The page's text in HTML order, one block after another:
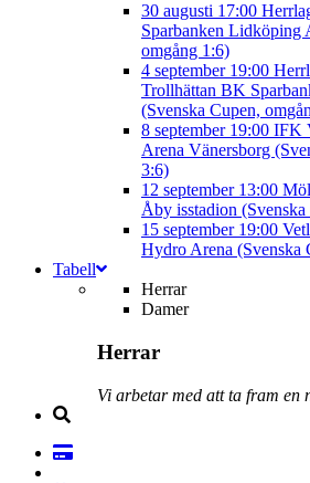
30 augusti 17:00
Sparbanken Lidköping
omgång 1:6)
4 september 19:00
Trollhättan BK
(Svenska Cupen,
8 september 19:00 IFK
Arena Vänersborg
3:6)
12 september 13:00
Åby isstadion
15 september 19:00
Hydro Arena (Svenska
Tabell
Herrar
Damer
Herrar
Vi arbetar med att ta fram en